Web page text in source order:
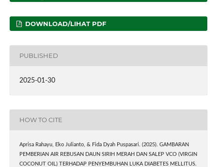
DOWNLOAD/LIHAT PDF
PUBLISHED
2025-01-30
HOW TO CITE
Aprisa Rahayu, Eko Julianto, & Fida Dyah Puspasari. (2025). GAMBARAN
PEMBERIAN AIR REBUSAN DAUN SIRIH MERAH DAN SALEP VCO (VIRGIN
COCONUT OIL) TERHADAP PENYEMBUHAN LUKA DIABETES MELLITUS.